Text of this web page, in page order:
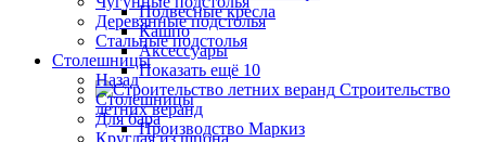
Подвесные кресла
Кашпо
Аксессуары
Показать ещё 10
Строительство
летних веранд
Производство Маркиз
Деревянные подстолья
Стальные подстолья
Столешницы
Назад
Столешницы
Для бара
Круглая из шпона